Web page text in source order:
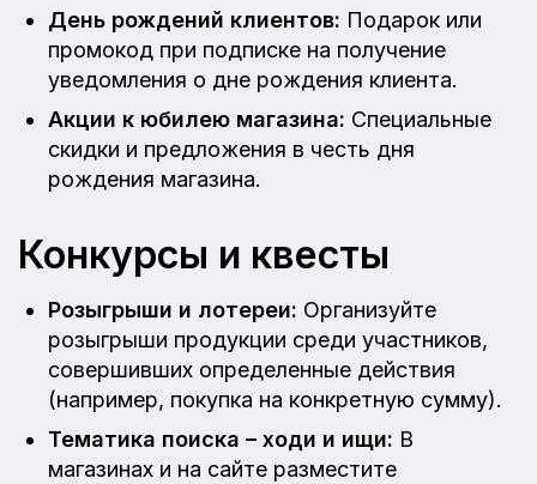
День рождений клиентов: Подарок или
промокод при подписке на получение
уведомления о дне рождения клиента.
Акции к юбилею магазина: Специальные
скидки и предложения в честь дня
рождения магазина.
Конкурсы и квесты
Розыгрыши и лотереи: Организуйте
розыгрыши продукции среди участников,
совершивших определенные действия
(например, покупка на конкретную сумму).
Тематика поиска – ходи и ищи: В
магазинах и на сайте разместите